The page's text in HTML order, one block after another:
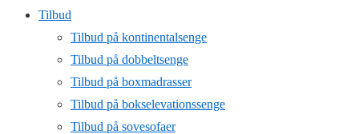
Tilbud
Tilbud på kontinentalsenge
Tilbud på dobbeltsenge
Tilbud på boxmadrasser
Tilbud på bokselevationssenge
Tilbud på sovesofaer